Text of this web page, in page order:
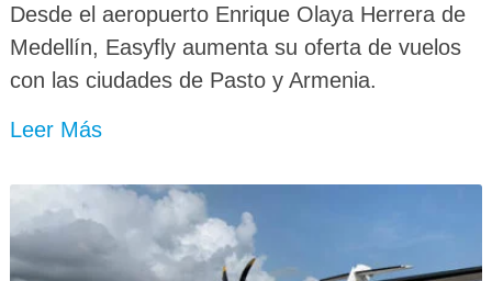
Desde el aeropuerto Enrique Olaya Herrera de
Medellín, Easyfly aumenta su oferta de vuelos
con las ciudades de Pasto y Armenia.
Leer Más